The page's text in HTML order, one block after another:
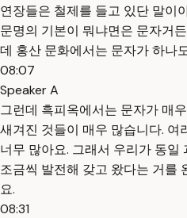
연장들은 철제를 들고 있단 말이
문명의 기본이 뭐냐면은 문자거
데 홍산 문화에서는 문자가 하나
08:07
Speaker A
그런데 흑피옥에서는 문자가 매
새겨진 것들이 매우 많습니다. 여
너무 많아요. 그래서 우리가 동일
조금씩 발전해 갖고 왔다는 거를
요.
08:31